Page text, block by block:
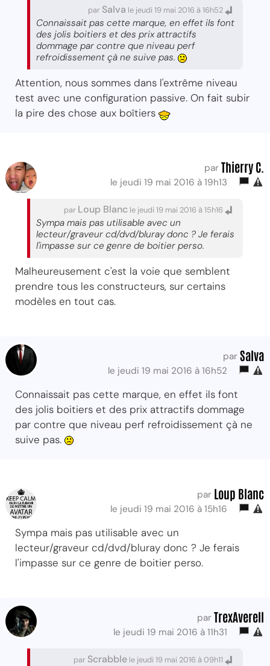
par Salva le jeudi 19 mai 2016 à 16h52
Connaissait pas cette marque, en effet ils font
des jolis boitiers et des prix attractifs
dommage par contre que niveau perf
refroidissement çà ne suive pas.
Attention, nous sommes dans l'extrême niveau
test avec une configuration passive. On fait subir
la pire des chose aux boîtiers
par Thierry C.
le jeudi 19 mai 2016 à 19h13
par Loup Blanc le jeudi 19 mai 2016 à 15h16
Sympa mais pas utilisable avec un
lecteur/graveur cd/dvd/bluray donc ? Je ferais
l'impasse sur ce genre de boitier perso.
Malheureusement c'est la voie que semblent
prendre tous les constructeurs, sur certains
modèles en tout cas.
par Salva
le jeudi 19 mai 2016 à 16h52
Connaissait pas cette marque, en effet ils font
des jolis boitiers et des prix attractifs dommage
par contre que niveau perf refroidissement çà ne
suive pas.
par Loup Blanc
le jeudi 19 mai 2016 à 15h16
Sympa mais pas utilisable avec un
lecteur/graveur cd/dvd/bluray donc ? Je ferais
l'impasse sur ce genre de boitier perso.
par TrexAverell
le jeudi 19 mai 2016 à 11h31
par Scrabble le jeudi 19 mai 2016 à 09h11